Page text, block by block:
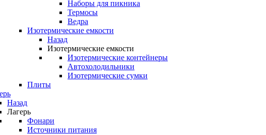
Наборы для пикника
Термосы
Ведра
Изотермические емкости
Назад
Изотермические емкости
Изотермические контейнеры
Автохолодильники
Изотермические сумки
Плиты
Назад
Лагерь
Фонари
Источники питания